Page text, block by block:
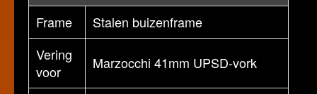
Frame
Stalen buizenframe
Vering
voor
Marzocchi 41mm UPSD-vork